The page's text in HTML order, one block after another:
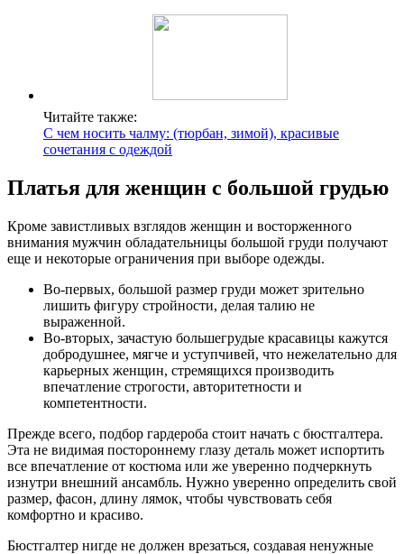
Читайте также:
С чем носить чалму: (тюрбан, зимой), красивые
сочетания с одеждой
Платья для женщин с большой грудью
Кроме завистливых взглядов женщин и восторженного
внимания мужчин обладательницы большой груди получают
еще и некоторые ограничения при выборе одежды.
Во-первых, большой размер груди может зрительно
лишить фигуру стройности, делая талию не
выраженной.
Во-вторых, зачастую большегрудые красавицы кажутся
добродушнее, мягче и уступчивей, что нежелательно для
карьерных женщин, стремящихся производить
впечатление строгости, авторитетности и
компетентности.
Прежде всего, подбор гардероба стоит начать с бюстгалтера.
Эта не видимая постороннему глазу деталь может испортить
все впечатление от костюма или же уверенно подчеркнуть
изнутри внешний ансамбль. Нужно уверенно определить свой
размер, фасон, длину лямок, чтобы чувствовать себя
комфортно и красиво.
Бюстгалтер нигде не должен врезаться, создавая ненужные